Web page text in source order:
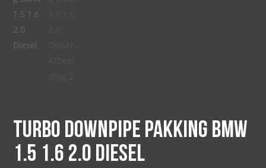
Turbo downpipe pakking BMW
1.5 1.6 2.0 Diesel